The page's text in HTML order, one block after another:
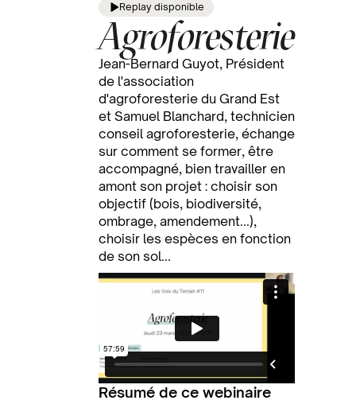
Replay disponible
Agroforesterie
Jean-Bernard Guyot, Président
de l'association
d'agroforesterie du Grand Est
et Samuel Blanchard, technicien
conseil agroforesterie, échange
sur comment se former, être
accompagné, bien travailler en
amont son projet : choisir son
objectif (bois, biodiversité,
ombrage, amendement...),
choisir les espèces en fonction
de son sol...
Résumé de ce webinaire